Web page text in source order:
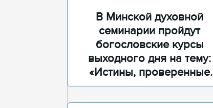
В Минской духовной
семинарии пройдут
богословские курсы
выходного дня на тему:
«Истины, проверенные
временем»